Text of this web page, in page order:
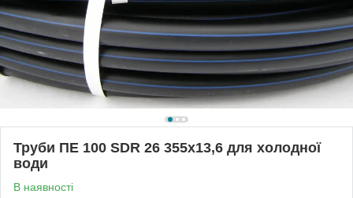
Труби ПЕ 100 SDR 26 355х13,6 для холодної
води
В наявності